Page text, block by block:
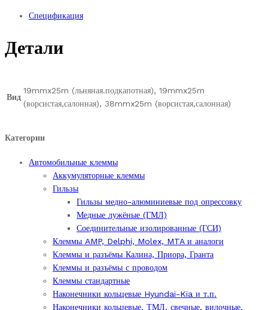
Спецификация
Детали
Вид
19mmx25m (льняная.подкапотная), 19mmx25m
(ворсистая,салонная), 38mmx25m (ворсистая,салонная)
Категории
Автомобильные клеммы
Аккумуляторные клеммы
Гильзы
Гильзы медно-алюминиевые под опрессовку
Медные лужёные (ГМЛ)
Соединительные изолированные (ГСИ)
Клеммы AMP, Delphi, Molex, MTA и аналоги
Клеммы и разъёмы Калина, Приора, Гранта
Клеммы и разъёмы с проводом
Клеммы стандартные
Наконечники кольцевые Hyundai-Kia и т.п.
Наконечники кольцевые, ТМЛ, свечные, вилочные,